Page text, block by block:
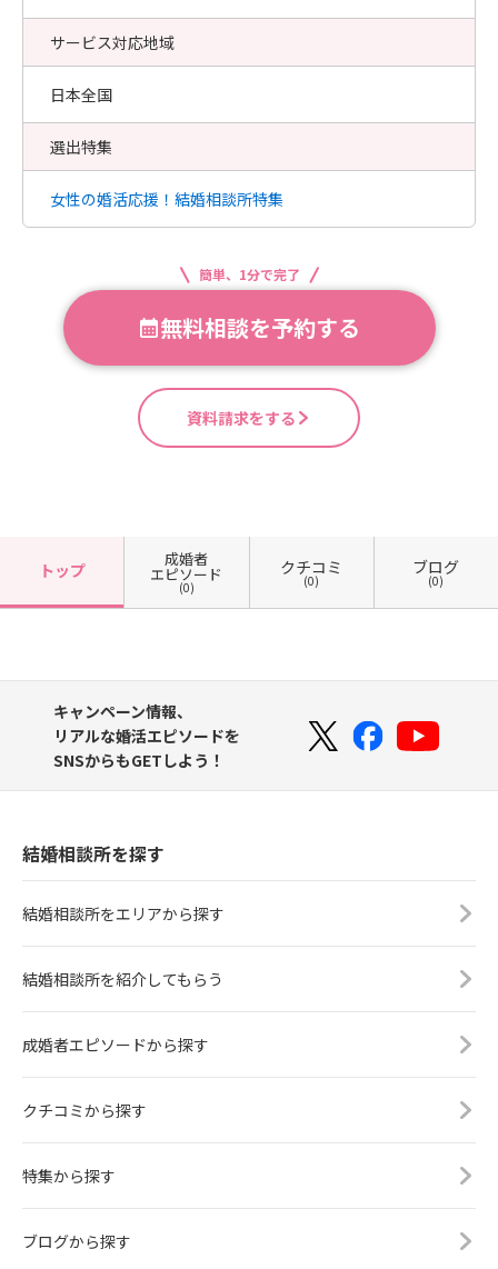
サービス対応地域
日本全国
選出特集
女性の婚活応援！結婚相談所特集
簡単、1分で完了
無料相談を予約する
資料請求をする
トップ
成婚者
エピソード
(0)
クチコミ
(0)
ブログ
(0)
キャンペーン情報、
リアルな婚活エピソードを
SNSからもGETしよう！
結婚相談所を探す
結婚相談所をエリアから探す
結婚相談所を紹介してもらう
成婚者エピソードから探す
クチコミから探す
特集から探す
ブログから探す